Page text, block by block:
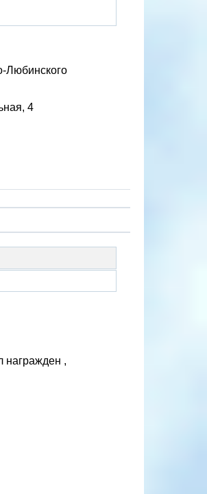
Любинского
4
награжден ,